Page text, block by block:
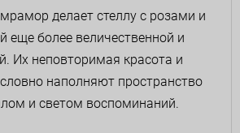
делает стеллу с розами и
еще более величественной и
Их неповторимая красота и
наполняют пространство
и светом воспоминаний.